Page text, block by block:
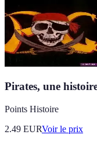
Pirates, une
Points Histoire
2.49 EURVoir le prix